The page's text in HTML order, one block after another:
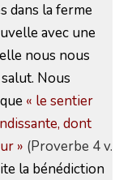
dans la ferme
avec une
nous nous
Nous
« le sentier
dont
» (Proverbe 4 v.
la bénédiction